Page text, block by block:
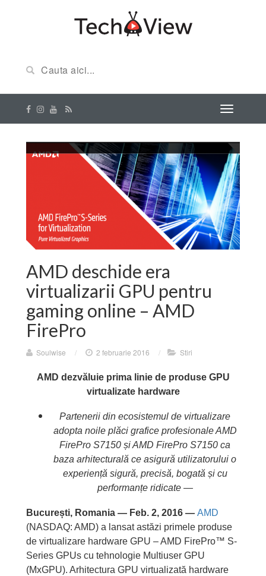
AMD deschide era
virtualizarii GPU pentru
gaming online – AMD
FirePro
Soulwise / 2 februarie 2016 / Stiri
AMD dezvăluie prima linie de produse GPU
virtualizate hardware
Partenerii din ecosistemul de virtualizare
adopta noile plăci grafice profesionale AMD
FirePro S7150 și AMD FirePro S7150 ca
baza arhitecturală ce asigură utilizatorului o
experiență sigură, precisă, bogată și cu
performanțe ridicate —
București, Romania — Feb. 2, 2016 — AMD
(NASDAQ: AMD) a lansat astăzi primele produse
de virtualizare hardware GPU – AMD FirePro™ S-
Series GPUs cu tehnologie Multiuser GPU
(MxGPU). Arhitectura GPU virtualizată hardware